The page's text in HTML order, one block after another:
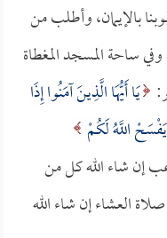
بالإيمان، وأطلب من
ساحة المسجد المغطاة
يَا أَيُّهَا الَّذِينَ آمَنُوا إِذَا
اللَّهُ لَكُمْ
إن شاء الله كل من
العشاء إن شاء الله